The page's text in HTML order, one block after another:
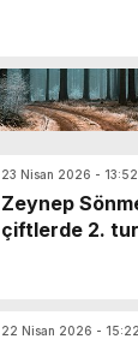
23 Nisan 2026 - 13:52
Zeynep
çiftlerde 2.
22 Nisan 2026 - 15:22